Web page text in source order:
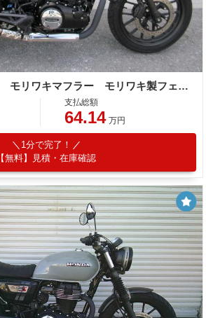
ホンダ ＧＢ３５０Ｓ モリワキマフラー モリワキ製フェンダーレス バーエンドミラー ショートスクリーン
支払総額
64.14 万円
1分で完了！
【無料】見積・在庫確認